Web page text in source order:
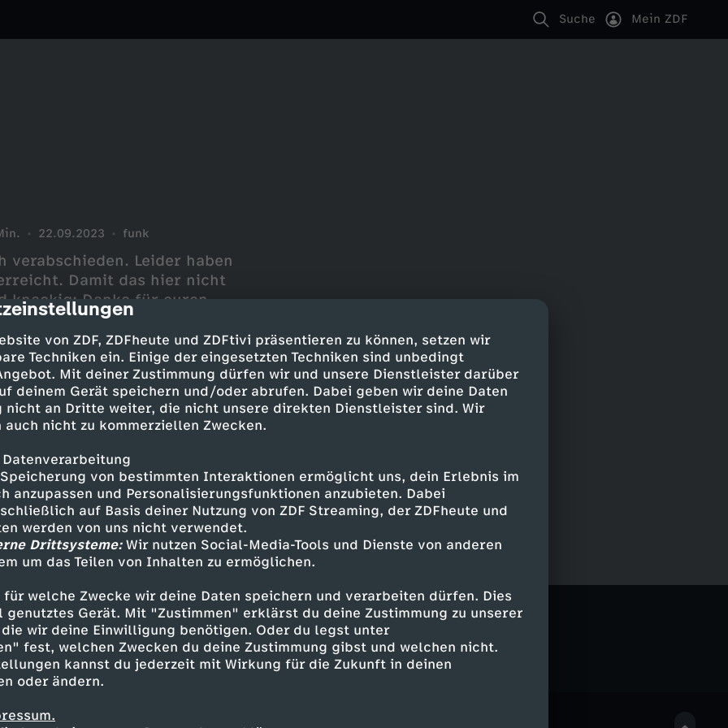
von ZDF, ZDFheute und ZDFtivi präsentieren zu können, setzen wir
Techniken ein. Einige der eingesetzten Techniken sind unbedingt
Mit deiner Zustimmung dürfen wir und unsere Dienstleister darüber
deinem Gerät speichern und/oder abrufen. Dabei geben wir deine Daten
nicht an Dritte weiter, die nicht unsere direkten Dienstleister sind. Wir
nicht zu kommerziellen Zwecken.
von bestimmten Interaktionen ermöglicht uns, dein Erlebnis im
anzupassen und Personalisierungsfunktionen anzubieten. Dabei
auf Basis deiner Nutzung von ZDF Streaming, der ZDFheute und
werden von uns nicht verwendet.
Drittsysteme:Wir nutzen Social-Media-Tools und Dienste von anderen
um das Teilen von Inhalten zu ermöglichen.
für welche Zwecke wir deine Daten speichern und verarbeiten dürfen. Dies
Gerät. Mit "Zustimmen" erklärst du deine Zustimmung zu unserer
wir deine Einwilligung benötigen. Oder du legst unter
fest, welchen Zwecken du deine Zustimmung gibst und welchen nicht.
kannst du jederzeit mit Wirkung für die Zukunft in deinen
oder ändern.
Suche Mein ZDF
22.09.2023 funk
verabschieden. Leider haben
Damit das hier nicht
knackig: Danke für euren
Tschaugummi. Auf
uns nicht in dieser Welt, sehen
- GreedyDave X Central See
& Playboi Carti)Doja Cat -
funk alle Fragen rund ums
un’ ehrlich, auf Klo und Say
Dinah probiert hier
auf und fragt: Kann ich
Anspruch: selbst machen!
zum Moneymaker wirst?!
@safe_offiziell YEAH!
YouTube:
www.tiktok.com/@funk
impressum #funk #safe
entdecken
Explainer hintergründig Untertitel $AFE